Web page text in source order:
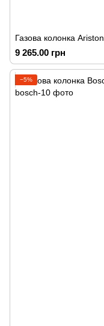
Газова колонка
9 265.00 грн
−5%